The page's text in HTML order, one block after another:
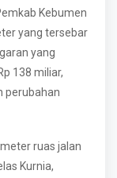
Kebumen
yang tersebar
yang
138 miliar,
perubahan
ruas jalan
Kurnia,